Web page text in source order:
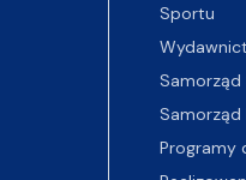
Sportu
Programy